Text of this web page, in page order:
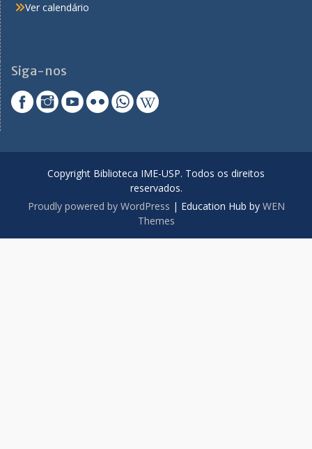
Ver calendário
Siga-nos
Copyright Biblioteca IME-USP. Todos os direitos
reservados.
Proudly powered by WordPress | Education Hub by WEN
Themes